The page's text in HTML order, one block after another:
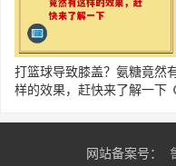
打篮球导致膝盖？氨糖竟然
样的效果，赶快来了解一下
网站备案号：